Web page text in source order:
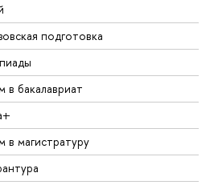
подготовка
в бакалавриат
в магистратуру